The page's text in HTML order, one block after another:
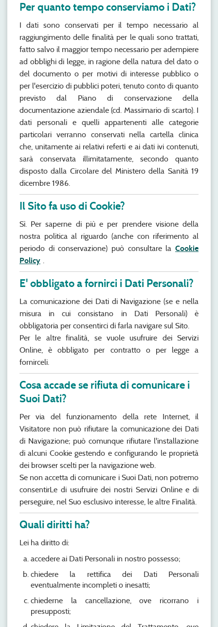
Per quanto tempo conserviamo i Dati?
I dati sono conservati per il tempo necessario al
raggiungimento delle finalità per le quali sono trattati,
fatto salvo il maggior tempo necessario per adempiere
ad obblighi di legge, in ragione della natura del dato o
del documento o per motivi di interesse pubblico o
per l'esercizio di pubblici poteri, tenuto conto di quanto
previsto dal Piano di conservazione della
documentazione aziendale (cd. Massimario di scarto). I
dati personali e quelli appartenenti alle categorie
particolari verranno conservati nella cartella clinica
che, unitamente ai relativi referti e ai dati ivi contenuti,
sarà conservata illimitatamente, secondo quanto
disposto dalla Circolare del Ministero della Sanità 19
dicembre 1986.
Il Sito fa uso di Cookie?
Sì. Per saperne di più e per prendere visione della
nostra politica al riguardo (anche con riferimento al
periodo di conservazione) può consultare la Cookie
Policy .
E' obbligato a fornirci i Dati Personali?
La comunicazione dei Dati di Navigazione (se e nella
misura in cui consistano in Dati Personali) è
obbligatoria per consentirci di farla navigare sul Sito.
Per le altre finalità, se vuole usufruire dei Servizi
Online, è obbligato per contratto o per legge a
fornirceli.
Cosa accade se rifiuta di comunicare i
Suoi Dati?
Per via del funzionamento della rete Internet, il
Visitatore non può rifiutare la comunicazione dei Dati
di Navigazione; può comunque rifiutare l'installazione
di alcuni Cookie gestendo e configurando le proprietà
dei browser scelti per la navigazione web.
Se non accetta di comunicare i Suoi Dati, non potremo
consentirLe di usufruire dei nostri Servizi Online e di
perseguire, nel Suo esclusivo interesse, le altre Finalità.
Quali diritti ha?
Lei ha diritto di:
accedere ai Dati Personali in nostro possesso;
chiedere la rettifica dei Dati Personali
eventualmente incompleti o inesatti;
chiederne la cancellazione, ove ricorrano i
presupposti;